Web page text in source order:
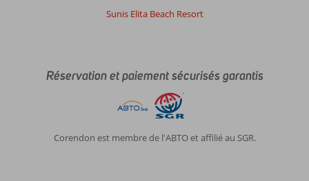
Sunis Elita Beach Resort
Réservation et paiement sécurisés garantis
Corendon est membre de l'ABTO et affilié au SGR.